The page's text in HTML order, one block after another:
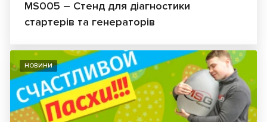
MS005 – Стенд для діагностики
стартерів та генераторів
НОВИНИ